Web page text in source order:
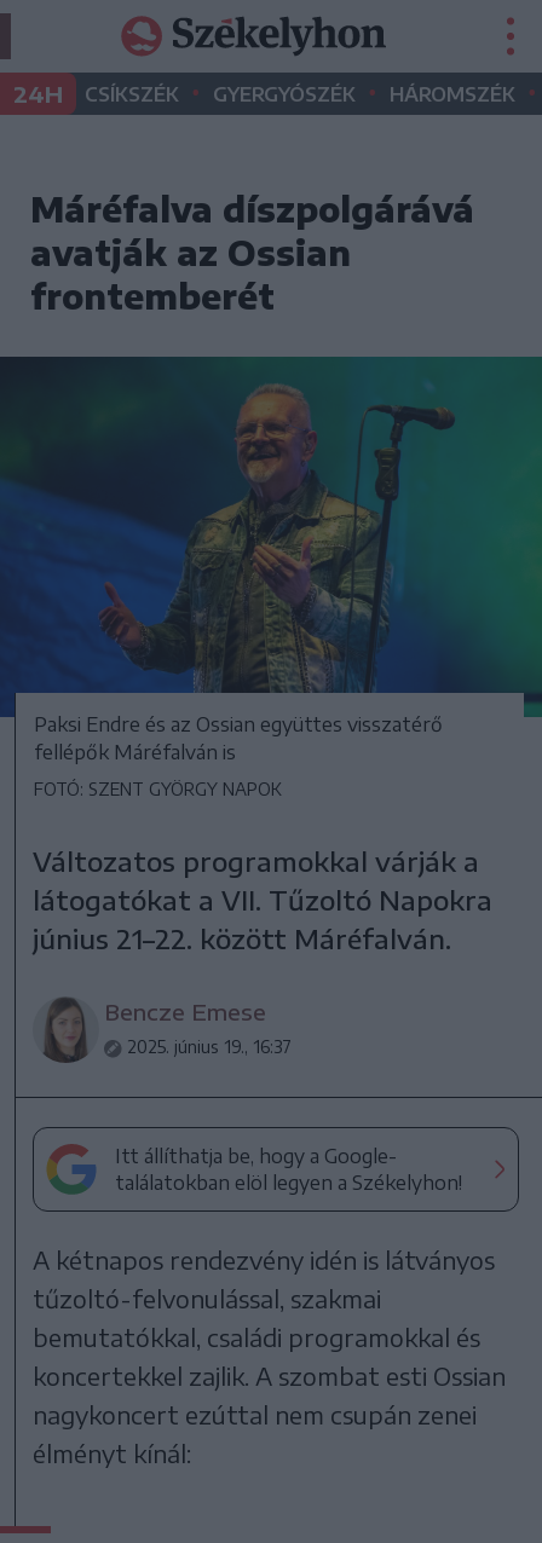
24H CSÍKSZÉK • GYERGYÓSZÉK • HÁROMSZÉK •
Máréfalva díszpolgárává
avatják az Ossian
frontemberét
Paksi Endre és az Ossian együttes visszatérő
fellépők Máréfalván is
FOTÓ: SZENT GYÖRGY NAPOK
Változatos programokkal várják a
látogatókat a VII. Tűzoltó Napokra
június 21–22. között Máréfalván.
Bencze Emese
2025. június 19., 16:37
Itt állíthatja be, hogy a Google-
találatokban elöl legyen a Székelyhon!
A kétnapos rendezvény idén is látványos
tűzoltó-felvonulással, szakmai
bemutatókkal, családi programokkal és
koncertekkel zajlik. A szombat esti Ossian
nagykoncert ezúttal nem csupán zenei
élményt kínál: